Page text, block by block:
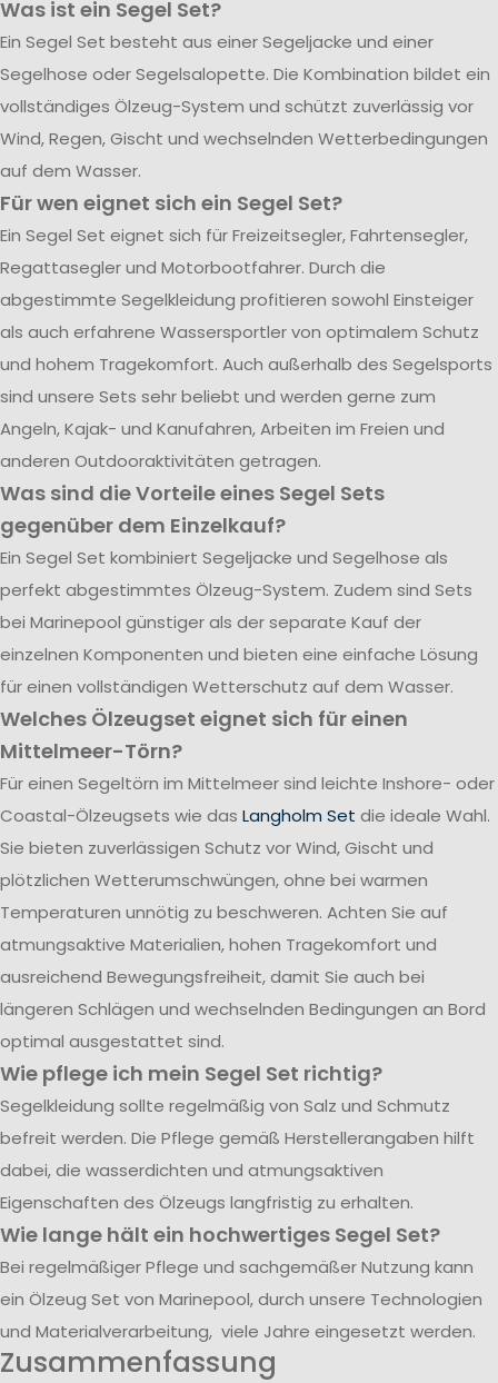
Was ist ein Segel Set?
Ein Segel Set besteht aus einer Segeljacke und einer
Segelhose oder Segelsalopette. Die Kombination bildet ein
vollständiges Ölzeug-System und schützt zuverlässig vor
Wind, Regen, Gischt und wechselnden Wetterbedingungen
auf dem Wasser.
Für wen eignet sich ein Segel Set?
Ein Segel Set eignet sich für Freizeitsegler, Fahrtensegler,
Regattasegler und Motorbootfahrer. Durch die
abgestimmte Segelkleidung profitieren sowohl Einsteiger
als auch erfahrene Wassersportler von optimalem Schutz
und hohem Tragekomfort. Auch außerhalb des Segelsports
sind unsere Sets sehr beliebt und werden gerne zum
Angeln, Kajak- und Kanufahren, Arbeiten im Freien und
anderen Outdooraktivitäten getragen.
Was sind die Vorteile eines Segel Sets
gegenüber dem Einzelkauf?
Ein Segel Set kombiniert Segeljacke und Segelhose als
perfekt abgestimmtes Ölzeug-System. Zudem sind Sets
bei Marinepool günstiger als der separate Kauf der
einzelnen Komponenten und bieten eine einfache Lösung
für einen vollständigen Wetterschutz auf dem Wasser.
Welches Ölzeugset eignet sich für einen
Mittelmeer-Törn?
Für einen Segeltörn im Mittelmeer sind leichte Inshore- oder
Coastal-Ölzeugsets wie das Langholm Set die ideale Wahl.
Sie bieten zuverlässigen Schutz vor Wind, Gischt und
plötzlichen Wetterumschwüngen, ohne bei warmen
Temperaturen unnötig zu beschweren. Achten Sie auf
atmungsaktive Materialien, hohen Tragekomfort und
ausreichend Bewegungsfreiheit, damit Sie auch bei
längeren Schlägen und wechselnden Bedingungen an Bord
optimal ausgestattet sind.
Wie pflege ich mein Segel Set richtig?
Segelkleidung sollte regelmäßig von Salz und Schmutz
befreit werden. Die Pflege gemäß Herstellerangaben hilft
dabei, die wasserdichten und atmungsaktiven
Eigenschaften des Ölzeugs langfristig zu erhalten.
Wie lange hält ein hochwertiges Segel Set?
Bei regelmäßiger Pflege und sachgemäßer Nutzung kann
ein Ölzeug Set von Marinepool, durch unsere Technologien
und Materialverarbeitung, viele Jahre eingesetzt werden.
Zusammenfassung